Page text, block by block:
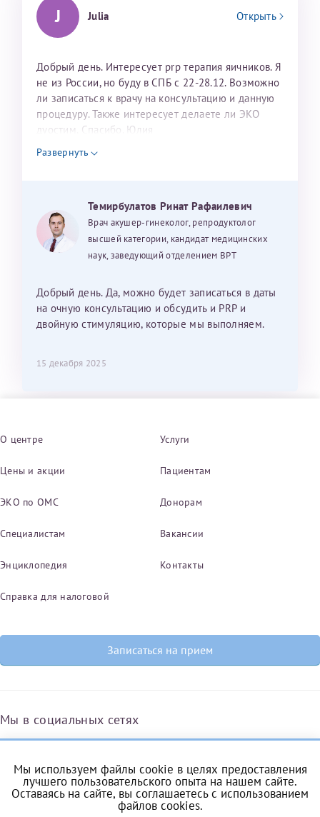
J Julia Открыть
Добрый день. Интересует prp терапия яичников. Я
не из России, но буду в СПБ с 22-28.12. Возможно
ли записаться к врачу на консультацию и данную
процедуру. Также интересует делаете ли ЭКО
дуостим. Спасибо. Юлия
Развернуть
Темирбулатов Ринат Рафаилевич
Врач акушер-гинеколог, репродуктолог
высшей категории, кандидат медицинских
наук, заведующий отделением ВРТ
Добрый день. Да, можно будет записаться в даты
на очную консультацию и обсудить и PRP и
двойную стимуляцию, которые мы выполняем.
15 декабря 2025
О центре Услуги
Цены и акции Пациентам
ЭКО по ОМС Донорам
Специалистам Вакансии
Энциклопедия Контакты
Справка для налоговой
Записаться на прием
Мы в социальных сетях
Вконтакте ОдноклассникиЯндекс.Дзен Telegram Max
Мы используем файлы cookie в целях предоставления
лучшего пользовательского опыта на нашем сайте.
Оставаясь на сайте, вы соглашаетесь с использованием
файлов cookies.